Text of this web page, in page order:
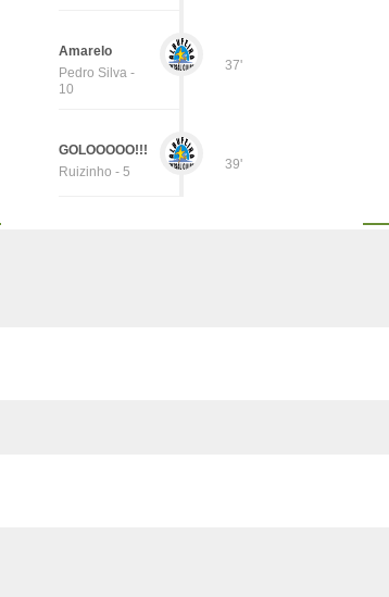
37'
Amarelo
Pedro Silva -
10
39'
GOLOOOOO!!!
Ruizinho - 5